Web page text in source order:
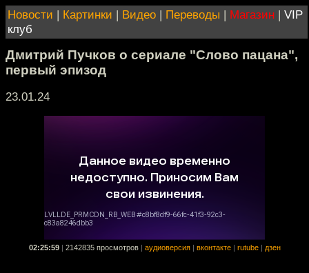
Новости | Картинки | Видео | Переводы | Магазин | VIP
клуб
Дмитрий Пучков о сериале "Слово пацана",
первый эпизод
23.01.24
02:25:59 2142835 просмотров аудиоверсия вконтакте rutube дзен